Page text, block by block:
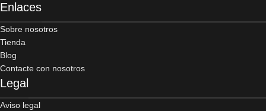
Enlaces
Sobre nosotros
Tienda
Blog
Contacte con nosotros
Legal
Aviso legal